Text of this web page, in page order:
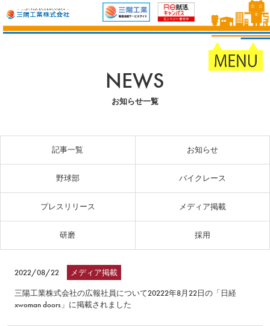
NEWS
お知らせ一覧
記事一覧 お知らせ
野球部 バイクレース
プレスリリース メディア掲載
研磨 採用
三陽工業株式会社の広報社員について20222年8月22日の「日経
xwoman doors」に掲載されました
2022/08/22 メディア掲載